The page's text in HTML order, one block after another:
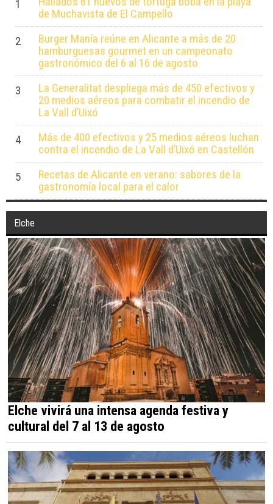
1
de Muchavista de El Campello
2
Burger Manía reúne en Alicante a más de 20
hamburguesas gourmet en un campeonato
gastronómico del 6 al 16 de agosto
3
La Generalitat despliega más de 450 efectivos y
20 medios aéreos para combatir el incendio de
La Vall d’Uixó
4
Más de 400 efectivos y 25 medios aéreos luchan
contra el incendio de La Vall d’Uixó en Castellón
5
Recetas de Alicante en verano: sabores de la
gastronomía local para el calor
Elche
Elche vivirá una intensa agenda festiva y
cultural del 7 al 13 de agosto